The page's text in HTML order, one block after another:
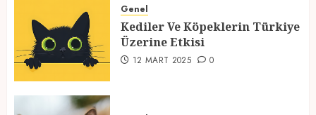
2
Üzerine Etkisi
12 MART 2025 0
Genel
Kediler Ve Köpeklerin Türkiye
Üzerine Etkisi
12 MART 2025 0